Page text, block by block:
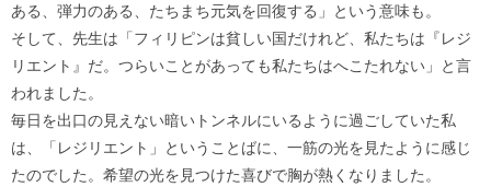
ある、弾力のある、たちまち元気を回復する」という意味も。
そして、先生は「フィリピンは貧しい国だけれど、私たちは『レジ
リエント』だ。つらいことがあっても私たちはへこたれない」と言
われました。
毎日を出口の見えない暗いトンネルにいるように過ごしていた私
は、「レジリエント」ということばに、一筋の光を見たように感じ
たのでした。希望の光を見つけた喜びで胸が熱くなりました。